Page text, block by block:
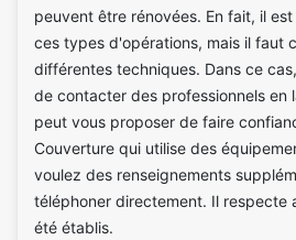
peuvent être rénovées. En fait, il
ces types d'opérations, mais il faut
différentes techniques. Dans ce
de contacter des professionnels en
peut vous proposer de faire
Couverture qui utilise des
voulez des renseignements
téléphoner directement. Il respecte
été établis.